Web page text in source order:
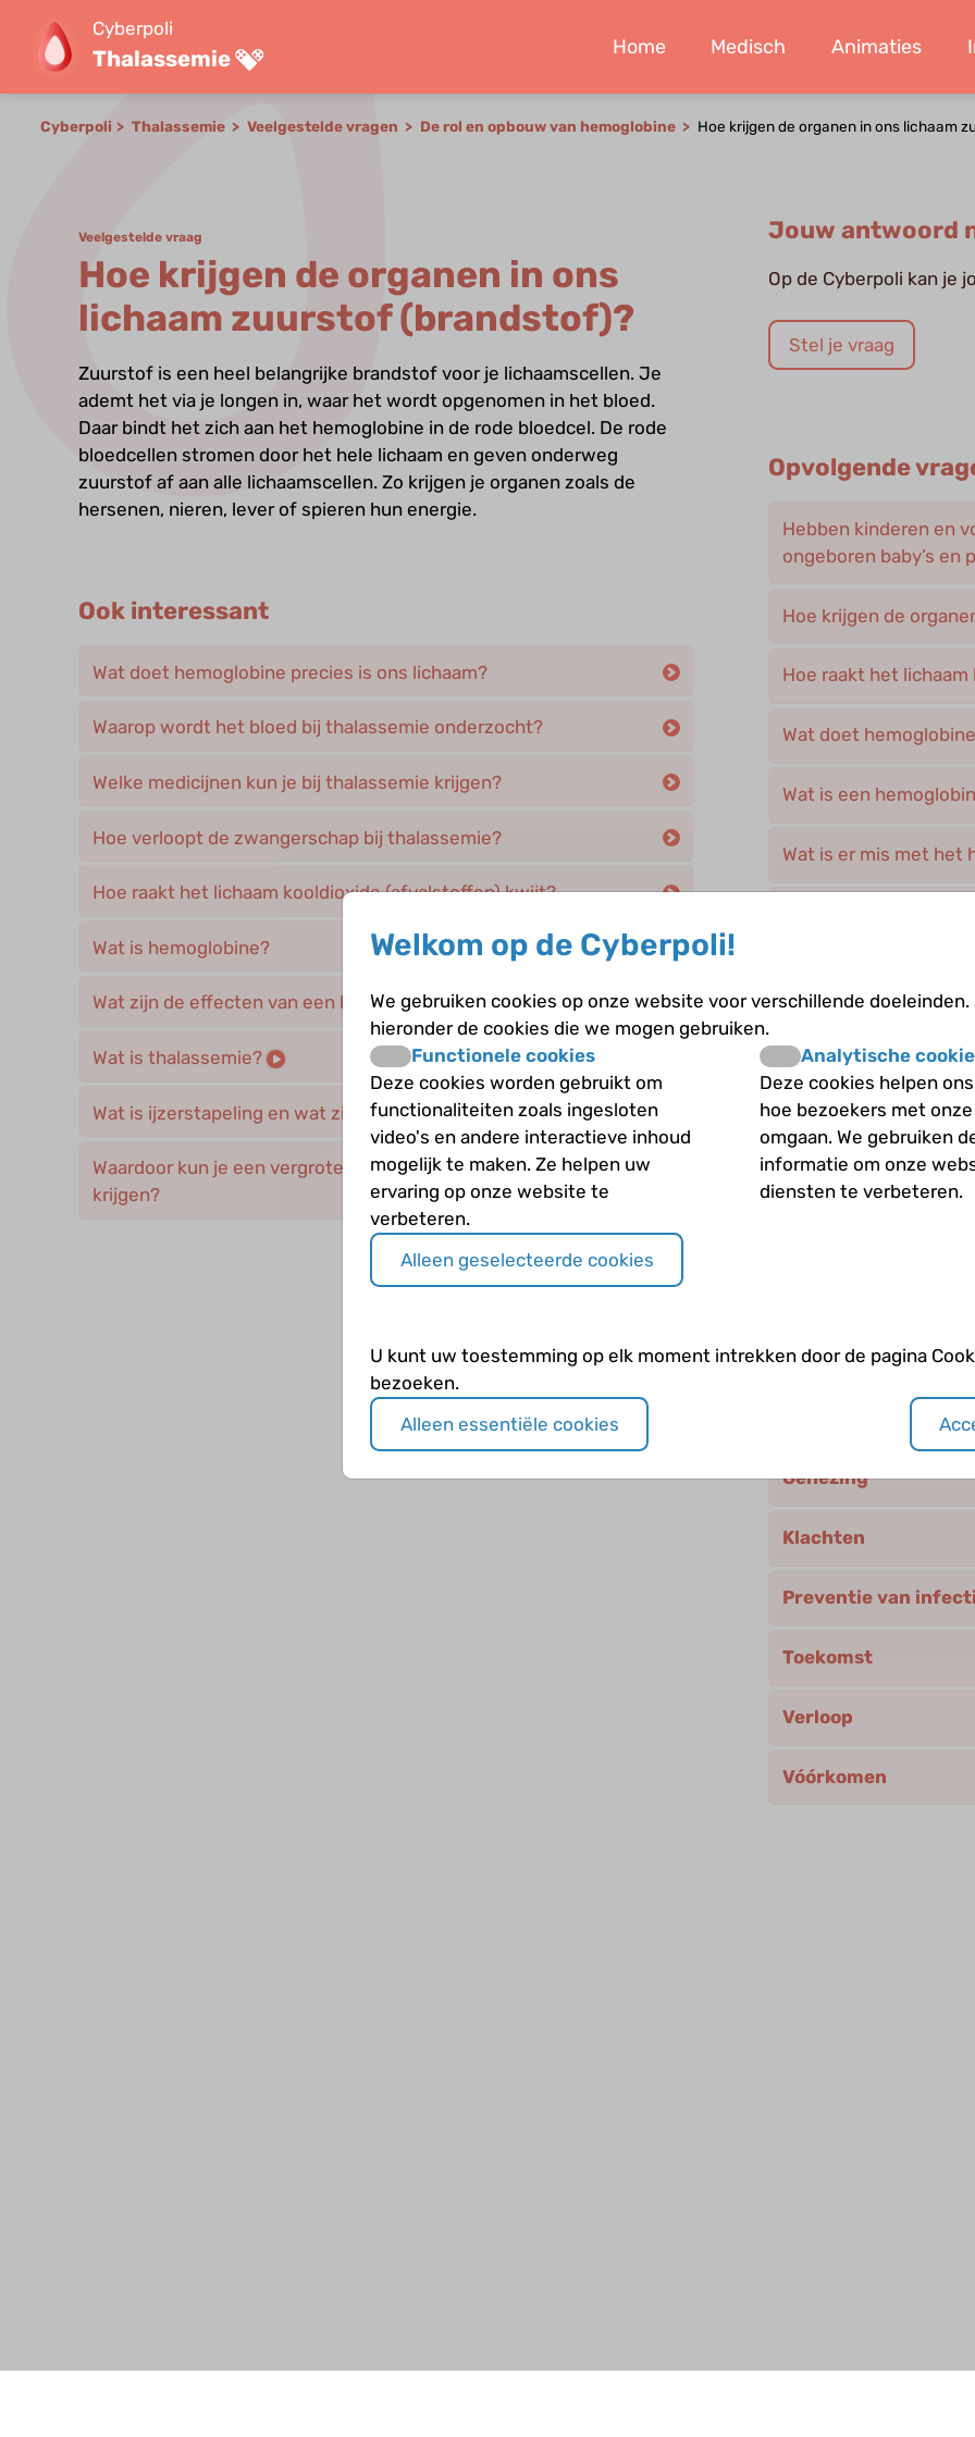
Cyberpoli
Thalassemie Home Medisch Animaties
Cyberpoli Thalassemie Veelgestelde vragen De rol en opbouw van hemoglobine Hoe krijgen de organen in ons lichaam
Veelgestelde vraag
Hoe krijgen de organen in ons
lichaam zuurstof (brandstof)?
Zuurstof is een heel belangrijke brandstof voor je lichaamscellen. Je
ademt het via je longen in, waar het wordt opgenomen in het bloed.
Daar bindt het zich aan het hemoglobine in de rode bloedcel. De rode
bloedcellen stromen door het hele lichaam en geven onderweg
zuurstof af aan alle lichaamscellen. Zo krijgen je organen zoals de
hersenen, nieren, lever of spieren hun energie.
Ook interessant
Wat doet hemoglobine precies is ons lichaam?
Waarop wordt het bloed bij thalassemie onderzocht?
Welke medicijnen kun je bij thalassemie krijgen?
Hoe verloopt de zwangerschap bij thalassemie?
Hoe raakt het lichaam kooldioxide (afvalstoffen) kwijt?
Wat is hemoglobine?
Wat zijn de effecten van een bloedtransfusie?
Wat is thalassemie?
Wat is ijzerstapeling en wat zijn de gevolgen?
Waardoor kun je een vergrote milt, lever en botveranderingen
krijgen?
Jouw antwoord
Op de Cyberpoli kan je
Stel je vraag
Opvolgende
Hebben kinderen en
ongeboren baby’s en
Hoe krijgen de
Hoe raakt het
Wat doet
Wat is een
Wat is er mis met het
thalassemie bestaan
Andere
Algemeen
Diagnose
Genezing
Klachten
Preventie van
Toekomst
Verloop
Vóórkomen
Welkom op de Cyberpoli!
We gebruiken cookies op onze website voor verschillende
hieronder de cookies die we mogen gebruiken.
Functionele cookies
Deze cookies worden gebruikt om
functionaliteiten zoals ingesloten
video's en andere interactieve inhoud
mogelijk te maken. Ze helpen uw
ervaring op onze website te
verbeteren.
Analytische
Deze cookies helpen
hoe bezoekers met
omgaan. We gebruiken
informatie om onze
diensten te verbeteren.
Alleen geselecteerde cookies
U kunt uw toestemming op elk moment intrekken door de pagina
bezoeken.
Alleen essentiële cookies